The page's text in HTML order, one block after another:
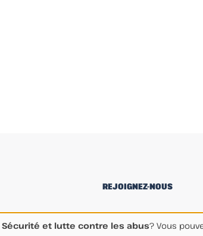
REJOIGNEZ-NOUS
linkedinFacebook
Instagram
Sécurité et lutte contre les abus? Vous